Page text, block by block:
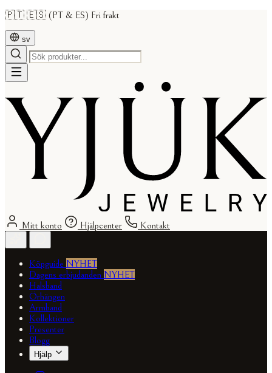
🇵🇹 🇪🇸 (PT & ES) Fri frakt
sv
Mitt konto Hjälpcenter Kontakt
Köpguide NYHET
Dagens erbjudanden NYHET
Halsband
Örhängen
Armband
Kollektioner
Presenter
Blogg
Hjälp